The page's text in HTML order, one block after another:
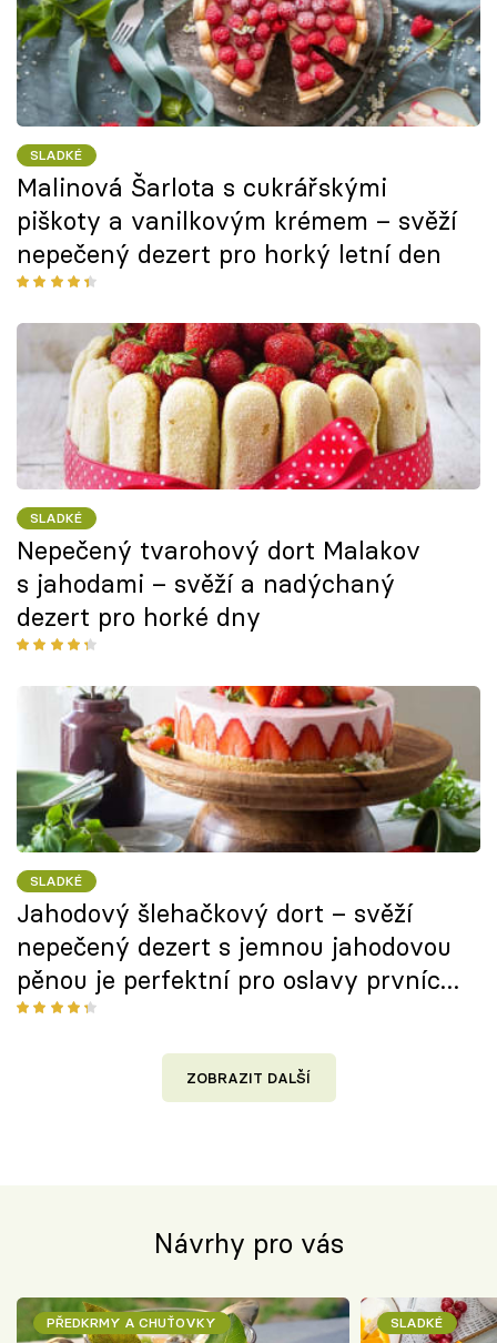
SLADKÉ
Malinová Šarlota s cukrářskými
piškoty a vanilkovým krémem – svěží
nepečený dezert pro horký letní den
SLADKÉ
Nepečený tvarohový dort Malakov
s jahodami – svěží a nadýchaný
dezert pro horké dny
SLADKÉ
Jahodový šlehačkový dort – svěží
nepečený dezert s jemnou jahodovou
pěnou je perfektní pro oslavy prvních
letních dní
ZOBRAZIT DALŠÍ
Návrhy pro vás
PŘEDKRMY A CHUŤOVKY SLADKÉ